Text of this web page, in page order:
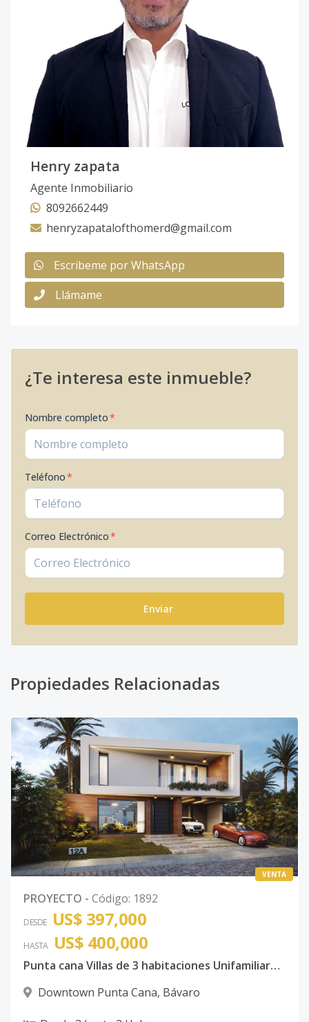
Henry zapata
Agente Inmobiliario
8092662449
henryzapatalofthomerd@gmail.com
Escribeme por WhatsApp
Llámame
¿Te interesa este inmueble?
Nombre completo*
Teléfono*
Correo Electrónico*
Enviar
Propiedades Relacionadas
VENTA
PROYECTO - Código: 1892
DESDE US$ 397,000
HASTA US$ 400,000
Punta cana Villas de 3 habitaciones Unifamiliares en el Downtown Punta Cana Punta Cana
Downtown Punta Cana, Bávaro